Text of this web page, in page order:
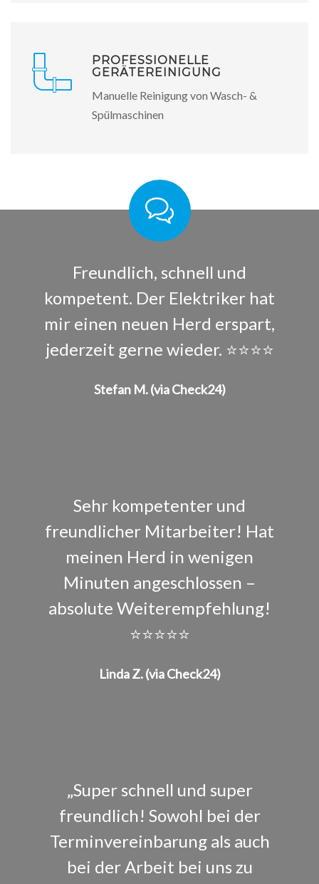
PROFESSIONELLE
GERÄTEREINIGUNG
Manuelle Reinigung von Wasch- &
Spülmaschinen
Freundlich, schnell und
kompetent. Der Elektriker hat
mir einen neuen Herd erspart,
jederzeit gerne wieder. ⭐⭐⭐⭐
Stefan M. (via Check24)
Sehr kompetenter und
freundlicher Mitarbeiter! Hat
meinen Herd in wenigen
Minuten angeschlossen –
absolute Weiterempfehlung!
⭐⭐⭐⭐⭐
Linda Z. (via Check24)
„Super schnell und super
freundlich! Sowohl bei der
Terminvereinbarung als auch
bei der Arbeit bei uns zu